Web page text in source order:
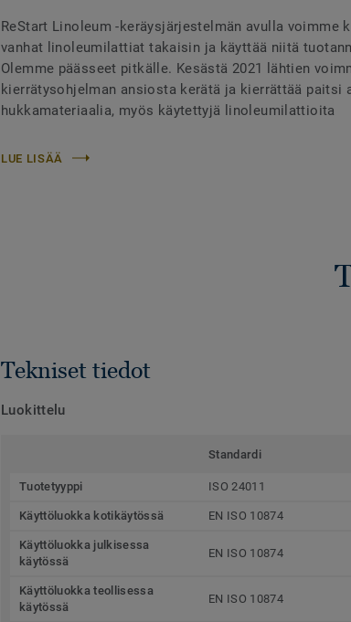
ReStart Linoleum -keräysjärjestelmän avulla voimme
vanhat linoleumilattiat takaisin ja käyttää niitä
Olemme päässeet pitkälle. Kesästä 2021 lähtien
kierrätysohjelman ansiosta kerätä ja kierrättää paitsi
hukkamateriaalia, myös käytettyjä linoleumilattioita
LUE LISÄÄ
Tekniset tiedot
Luokittelu
Standardi
Tuotetyyppi ISO 24011
Käyttöluokka kotikäytössä EN ISO 10874
Käyttöluokka julkisessa
käytössä
EN ISO 10874
Käyttöluokka teollisessa
käytössä
EN ISO 10874